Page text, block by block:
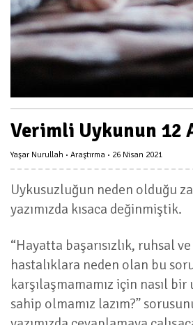
Verimli Uykunun 12
Yaşar Nurullah Araştırma 26 Nisan 2021
Uykusuzluğun neden olduğu
yazımızda kısaca değinmiştik.
“Hayatta başarısızlık, ruhsal
hastalıklara neden olan bu
karşılaşmamamız için nasıl
sahip olmamız lazım?”